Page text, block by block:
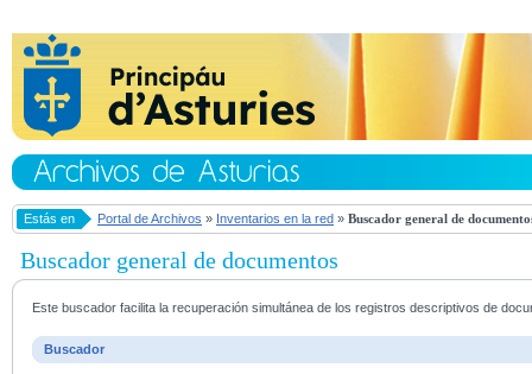
Estás en Portal de Archivos » Inventarios en la red » Buscador general de
Buscador general de documentos
Este buscador facilita la recuperación simultánea de los registros descriptivos de
Buscador